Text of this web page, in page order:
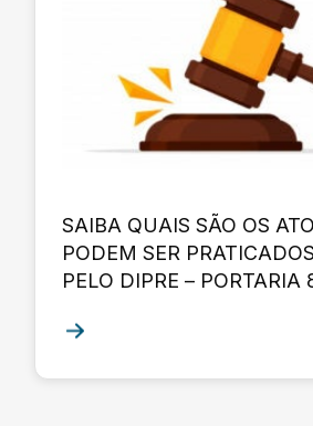
SAIBA QUAIS SÃO OS
PODEM SER
PELO DIPRE – PORTARIA